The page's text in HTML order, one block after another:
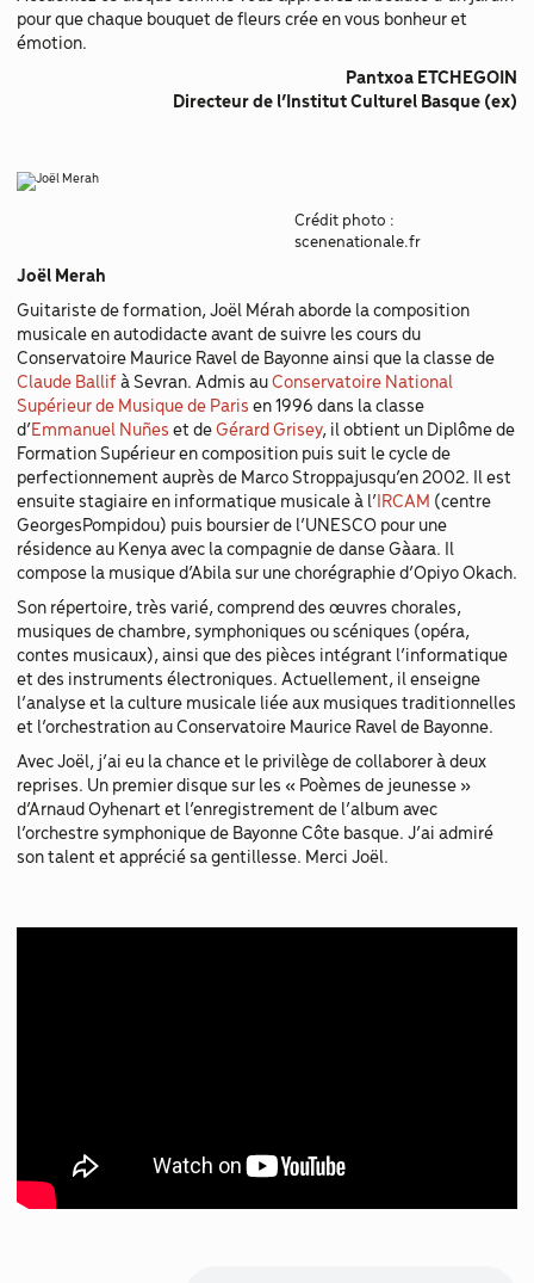
pour que chaque bouquet de fleurs crée en vous bonheur et
émotion.
Pantxoa ETCHEGOIN
Directeur de l’Institut Culturel Basque (ex)
Crédit photo :
scenenationale.fr
Joël Merah
Guitariste de formation, Joël Mérah aborde la composition
musicale en autodidacte avant de suivre les cours du
Conservatoire Maurice Ravel de Bayonne ainsi que la classe de
Claude Ballif à Sevran. Admis auConservatoire National
Supérieur de Musique de Paris en 1996 dans la classe
d’Emmanuel Nuñes et deGérard Grisey, il obtient un Diplôme de
Formation Supérieur en composition puis suit le cycle de
perfectionnement auprès de Marco Stroppajusqu’en 2002. Il est
ensuite stagiaire en informatique musicale à l’ IRCAM (centre
GeorgesPompidou) puis boursier de l’UNESCO pour une
résidence au Kenya avec la compagnie de danse Gàara. Il
compose la musique d’Abila sur une chorégraphie d’Opiyo Okach.
Son répertoire, très varié, comprend des œuvres chorales,
musiques de chambre, symphoniques ou scéniques (opéra,
contes musicaux), ainsi que des pièces intégrant l’informatique
et des instruments électroniques. Actuellement, il enseigne
l’analyse et la culture musicale liée aux musiques traditionnelles
et l’orchestration au Conservatoire Maurice Ravel de Bayonne.
Avec Joël, j’ai eu la chance et le privilège de collaborer à deux
reprises. Un premier disque sur les « Poèmes de jeunesse »
d’Arnaud Oyhenart et l’enregistrement de l’album avec
l’orchestre symphonique de Bayonne Côte basque. J’ai admiré
son talent et apprécié sa gentillesse. Merci Joël.